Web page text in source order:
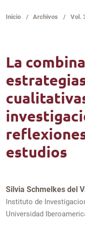
Inicio / Archivos / Vol.
La
estudios
Silvia Schmelkes del
Instituto de
Universidad